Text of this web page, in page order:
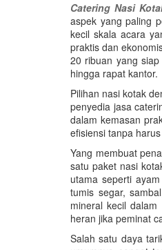
Catering Nasi
aspek yang paling
kecil skala acara
praktis dan
20 ribuan yang
hingga rapat kantor.
Pilihan nasi kotak
penyedia jasa
dalam kemasan
efisiensi tanpa
Yang membuat
satu paket nasi
utama seperti
tumis segar,
mineral kecil
heran jika peminat
Salah satu daya